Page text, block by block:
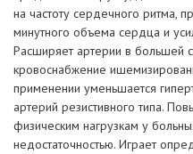
на частоту сердечного ритма,
минутного объема сердца и
Расширяет артерии в большей
кровоснабжение
применении уменьшается
артерий резистивного типа.
физическим нагрузкам у
недостаточностью. Играет